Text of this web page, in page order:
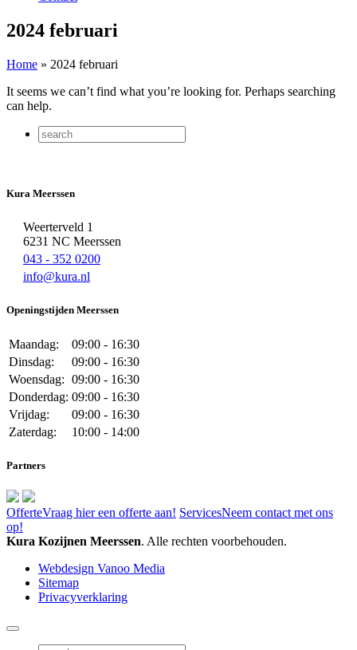
2024 februari
Home » 2024 februari
It seems we can’t find what you’re looking for. Perhaps searching
can help.
Kura Meerssen
Weerterveld 1
6231 NC Meerssen
043 - 352 0200
info@kura.nl
Openingstijden Meerssen
Maandag:
09:00 - 16:30
Dinsdag:
09:00 - 16:30
Woensdag: 09:00 - 16:30
Donderdag: 09:00 - 16:30
Vrijdag:
09:00 - 16:30
Zaterdag:
10:00 - 14:00
Partners
OfferteVraag hier een offerte aan! ServicesNeem contact met ons
op!
Kura Kozijnen Meerssen. Alle rechten voorbehouden.
Webdesign Vanoo Media
Sitemap
Privacyverklaring